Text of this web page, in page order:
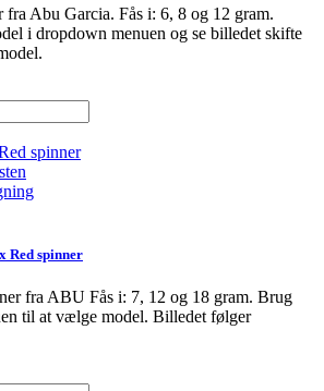
fra Abu Garcia. Fås i: 6, 8 og 12 gram.
i dropdown menuen og se billedet skifte
Red spinner
fra ABU Fås i: 7, 12 og 18 gram. Brug
til at vælge model. Billedet følger